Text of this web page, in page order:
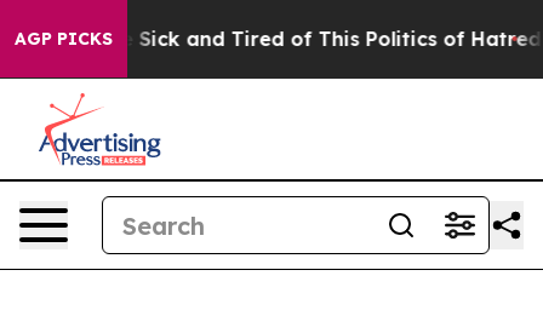
AGP PICKS
Are Sick and Tired of This Politics of Hatred” The